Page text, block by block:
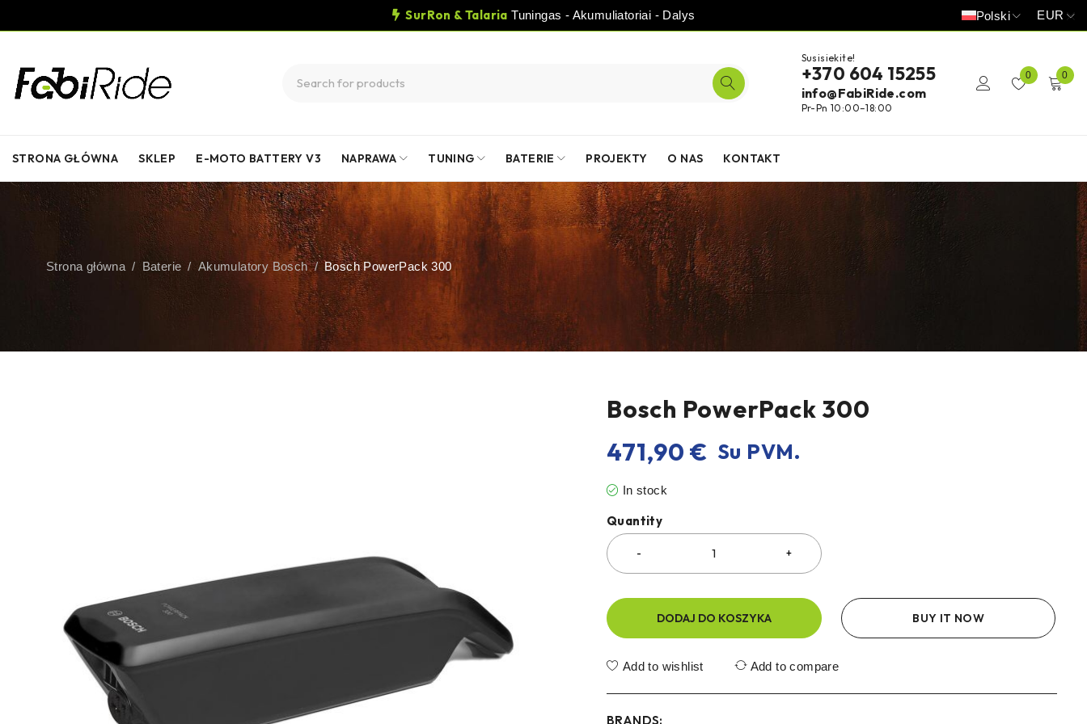
SurRon & Talaria Tuningas - Akumuliatoriai - Dalys Polski EUR
Susisiekite!
+370 604 15255
info@FabiRide.com
Pr-Pn 10:00–18:00
0 0
STRONA GŁÓWNA SKLEP E-MOTO BATTERY V3 NAPRAWA TUNING BATERIE PROJEKTY O NAS KONTAKT
Strona główna / Baterie / Akumulatory Bosch / Bosch PowerPack 300
Bosch PowerPack 300
471,90€ Su PVM.
In stock
Quantity
DODAJ DO KOSZYKA BUY IT NOW
Add to wishlist Add to compare
BRANDS: